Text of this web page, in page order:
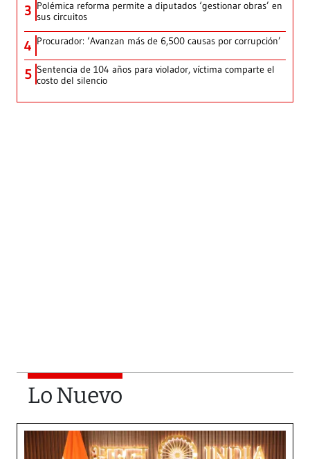
3 Polémica reforma permite a diputados ‘gestionar obras’ en
sus circuitos
4 Procurador: ‘Avanzan más de 6,500 causas por corrupción’
5 Sentencia de 104 años para violador, víctima comparte el
costo del silencio
Lo Nuevo